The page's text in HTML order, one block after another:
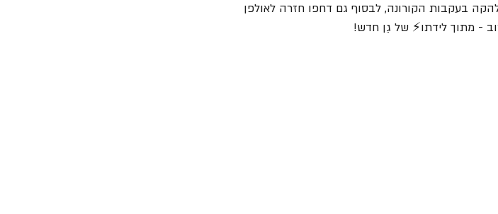
בעקבות הקורונה, לבסוף גם דחפו חזרה לאולפן
- מתוך לידתו⚡ של גֵן חדש!